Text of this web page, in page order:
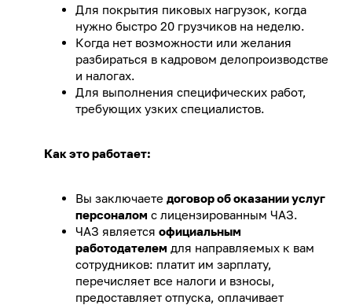
Для покрытия пиковых нагрузок, когда
нужно быстро 20 грузчиков на неделю.
Когда нет возможности или желания
разбираться в кадровом делопроизводстве
и налогах.
Для выполнения специфических работ,
требующих узких специалистов.
Как это работает:
Вы заключаете договор об оказании услуг
персоналом с лицензированным ЧАЗ.
ЧАЗ является официальным
работодателем для направляемых к вам
сотрудников: платит им зарплату,
перечисляет все налоги и взносы,
предоставляет отпуска, оплачивает